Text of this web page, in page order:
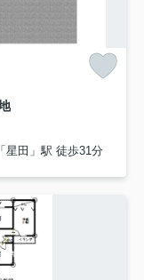
星田」駅 徒歩31分